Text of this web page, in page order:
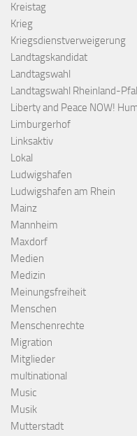
Kreistag
Krieg
Kriegsdienstverweigerung
Landtagskandidat
Landtagswahl
Landtagswahl Rheinland-
Liberty and Peace NOW!
Limburgerhof
Linksaktiv
Lokal
Ludwigshafen
Ludwigshafen am Rhein
Mainz
Mannheim
Maxdorf
Medien
Medizin
Meinungsfreiheit
Menschen
Menschenrechte
Migration
Mitglieder
multinational
Music
Musik
Mutterstadt